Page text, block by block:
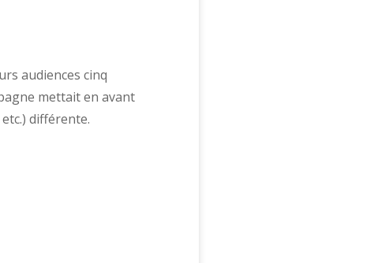
audiences cinq
mettait en avant
etc.) différente.